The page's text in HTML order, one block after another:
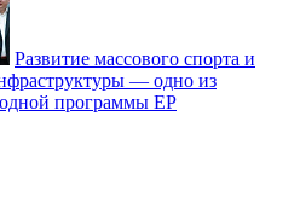
Развитие массового спорта и
— одно из
программы ЕР